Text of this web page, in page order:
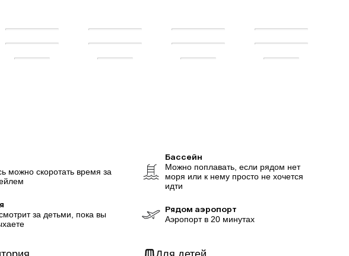
можно скоротать время за
Бассейн
Можно поплавать, если рядом нет
моря или к нему просто не хочется
идти
за детьми, пока вы
Рядом аэропорт
Аэропорт в 20 минутах